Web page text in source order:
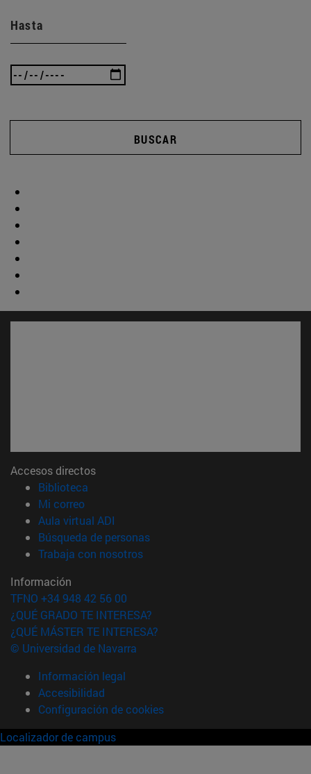
Hasta
BUSCAR
Accesos directos
Biblioteca
Mi correo(abre en nueva ventana)
Aula virtual ADI
Búsqueda de personas(abre en nueva ventana)
Trabaja con nosotros(abre en nueva ventana)
Información
TFNO +34 948 42 56 00
¿QUÉ GRADO TE INTERESA?
¿QUÉ MÁSTER TE INTERESA?
© Universidad de Navarra
Información legal
Accesibilidad
Configuración de cookies
Localizador de campus